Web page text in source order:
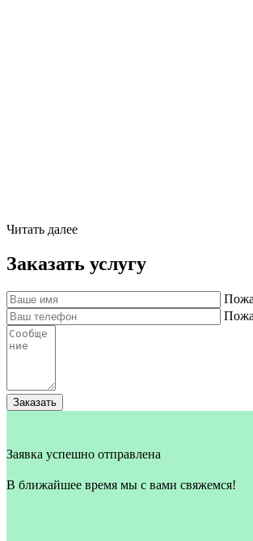
Читать далее
Заказать услугу
Заказать
Заявка успешно отправлена
В ближайшее время мы с вами свяжемся!